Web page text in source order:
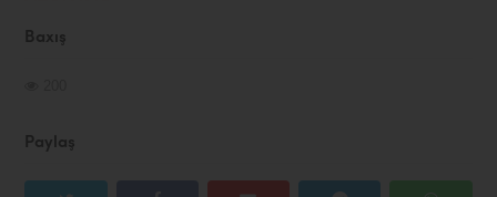
Baxış
Paylaş